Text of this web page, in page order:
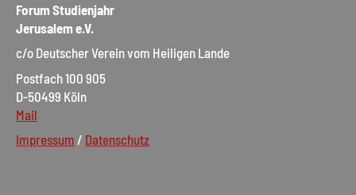
Forum Studienjahr
Jerusalem e.V.
c/o Deutscher Verein vom Heiligen Lande
Postfach 100 905
D-50499 Köln
Mail
Impressum / Datenschutz